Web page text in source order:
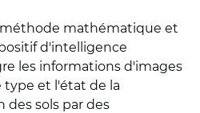
mathématique et
d'intelligence
les informations d'images
type et l'état de la
des sols par des